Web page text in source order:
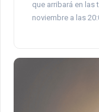
que arribará en las
noviembre a las